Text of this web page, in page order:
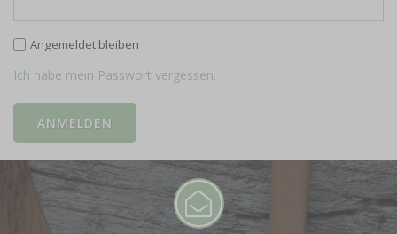
Angemeldet bleiben
Ich habe mein Passwort vergessen.